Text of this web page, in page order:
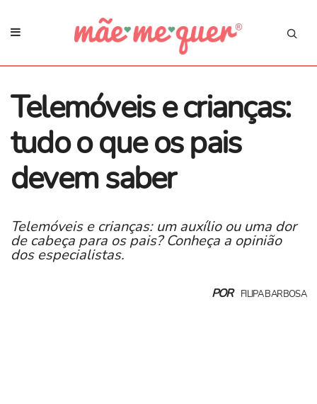
Telemóveis e crianças:
tudo o que os pais
devem saber
Telemóveis e crianças: um auxílio ou uma dor
de cabeça para os pais? Conheça a opinião
dos especialistas.
POR FILIPA BARBOSA